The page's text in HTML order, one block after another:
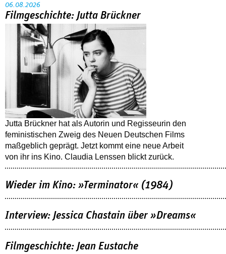
06.08.2026
Filmgeschichte: Jutta Brückner
Jutta Brückner hat als Autorin und Regisseurin den
feministischen Zweig des Neuen Deutschen Films
maßgeblich geprägt. Jetzt kommt eine neue Arbeit
von ihr ins Kino. Claudia Lenssen blickt zurück.
Wieder im Kino: »Terminator« (1984)
Interview: Jessica Chastain über »Dreams«
Filmgeschichte: Jean Eustache